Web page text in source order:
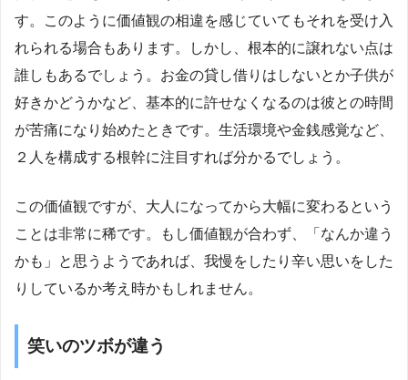
す。このように価値観の相違を感じていてもそれを受け入
れられる場合もあります。しかし、根本的に譲れない点は
誰しもあるでしょう。お金の貸し借りはしないとか子供が
好きかどうかなど、基本的に許せなくなるのは彼との時間
が苦痛になり始めたときです。生活環境や金銭感覚など、
２人を構成する根幹に注目すれば分かるでしょう。
この価値観ですが、大人になってから大幅に変わるという
ことは非常に稀です。もし価値観が合わず、「なんか違う
かも」と思うようであれば、我慢をしたり辛い思いをした
りしているか考え時かもしれません。
笑いのツボが違う